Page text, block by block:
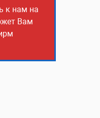
к нам на
Вам